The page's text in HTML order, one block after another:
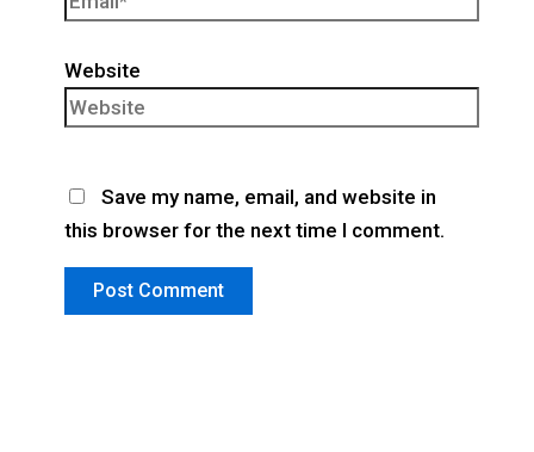
Website
Save my name, email, and website in
this browser for the next time I comment.